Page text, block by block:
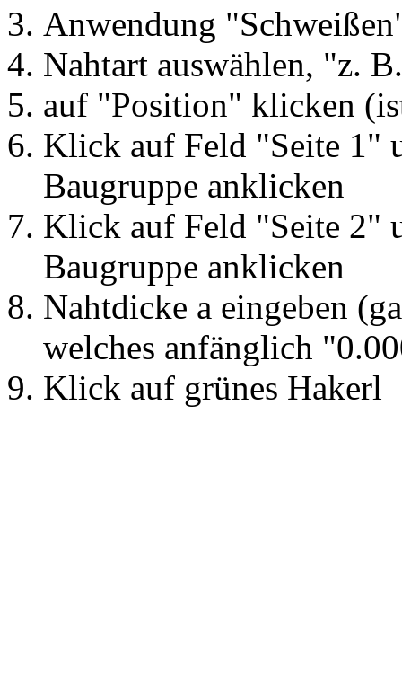
Anwendung
Nahtart auswählen, "z.
auf "Position" klicken
Klick auf Feld "Seite 1"
Baugruppe anklicken
Klick auf Feld "Seite 2"
Baugruppe anklicken
Nahtdicke a eingeben
welches anfänglich
Klick auf grünes Hakerl